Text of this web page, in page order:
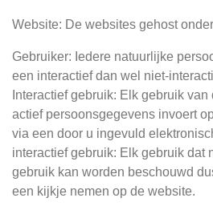
Website: De websites gehost
Gebruiker: Iedere natuurlijke
een interactief dan wel niet-
Interactief gebruik: Elk gebruik
actief persoonsgegevens invoert
via een door u ingevuld
interactief gebruik: Elk gebruik dat
gebruik kan worden beschouwd
een kijkje nemen op de website.